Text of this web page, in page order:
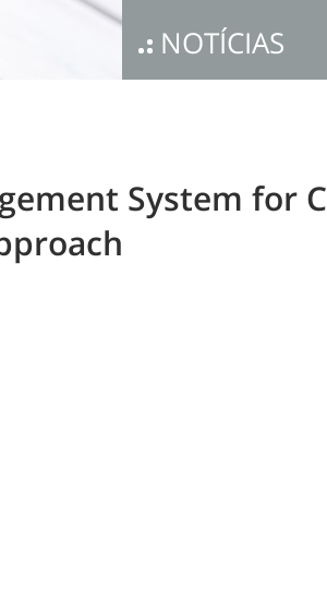
NOTÍCIAS
System for